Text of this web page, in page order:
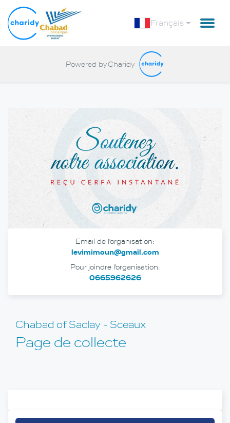
Français
Powered by Charidy
Email de l'organisation:
levimimoun@gmail.com
Pour joindre l'organisation:
0665962626
Chabad of Saclay - Sceaux
Page de collecte